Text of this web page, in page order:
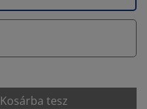
Kosárba tesz